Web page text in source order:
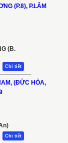
(P.8), P.LÂM
(B.
Chi tiết
(ĐỨC HÒA,
Chi tiết